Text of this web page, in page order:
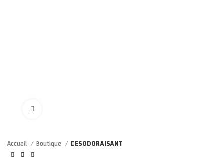
Accueil Boutique DESODORAISANT